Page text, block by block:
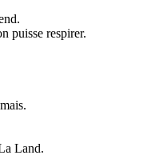
puisse respirer.
Land.